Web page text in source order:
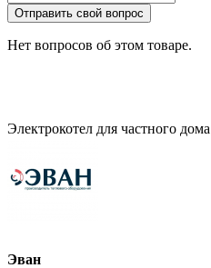
Отправить свой вопрос
Нет вопросов об этом товаре.
Электрокотел для частного дома
Эван